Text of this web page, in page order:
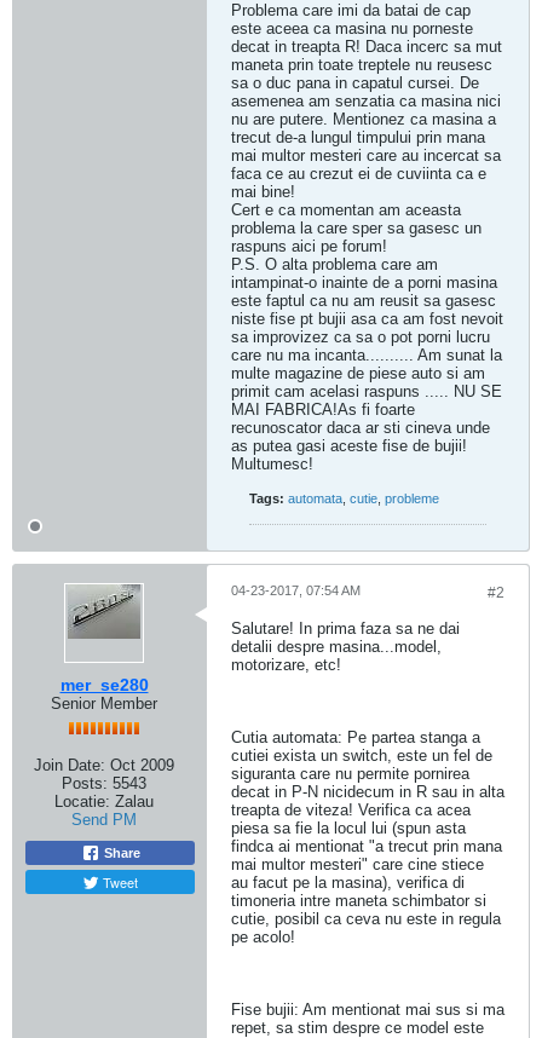
Problema care imi da batai de cap
este aceea ca masina nu porneste
decat in treapta R! Daca incerc sa mut
maneta prin toate treptele nu reusesc
sa o duc pana in capatul cursei. De
asemenea am senzatia ca masina nici
nu are putere. Mentionez ca masina a
trecut de-a lungul timpului prin mana
mai multor mesteri care au incercat sa
faca ce au crezut ei de cuviinta ca e
mai bine!
Cert e ca momentan am aceasta
problema la care sper sa gasesc un
raspuns aici pe forum!
P.S. O alta problema care am
intampinat-o inainte de a porni masina
este faptul ca nu am reusit sa gasesc
niste fise pt bujii asa ca am fost nevoit
sa improvizez ca sa o pot porni lucru
care nu ma incanta.......... Am sunat la
multe magazine de piese auto si am
primit cam acelasi raspuns ..... NU SE
MAI FABRICA!As fi foarte
recunoscator daca ar sti cineva unde
as putea gasi aceste fise de bujii!
Multumesc!
Tags: automata cutie probleme
mer_se280
Senior Member
Join Date: Oct 2009
Posts: 5543
Locatie: Zalau
Send PM
Share
Tweet
#2
04-23-2017, 07:54 AM
Salutare! In prima faza sa ne dai
detalii despre masina...model,
motorizare, etc!
Cutia automata: Pe partea stanga a
cutiei exista un switch, este un fel de
siguranta care nu permite pornirea
decat in P-N nicidecum in R sau in alta
treapta de viteza! Verifica ca acea
piesa sa fie la locul lui (spun asta
findca ai mentionat "a trecut prin mana
mai multor mesteri" care cine stiece
au facut pe la masina), verifica di
timoneria intre maneta schimbator si
cutie, posibil ca ceva nu este in regula
pe acolo!
Fise bujii: Am mentionat mai sus si ma
repet, sa stim despre ce model este